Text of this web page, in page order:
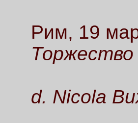
Рим, 19
d. Nicola